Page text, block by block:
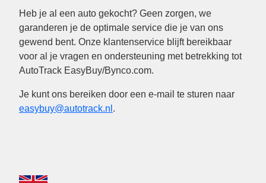
Heb je al een auto gekocht? Geen zorgen, we
garanderen je de optimale service die je van ons
gewend bent. Onze klantenservice blijft bereikbaar
voor al je vragen en ondersteuning met betrekking tot
AutoTrack EasyBuy/Bynco.com.
Je kunt ons bereiken door een e-mail te sturen naar
easybuy@autotrack.nl .